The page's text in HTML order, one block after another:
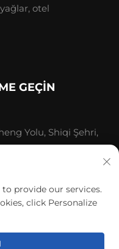
otel
GEÇIN
Yolu, Shiqi Şehri,
co.,ltd. Tüm
provide our services.
click Personalize